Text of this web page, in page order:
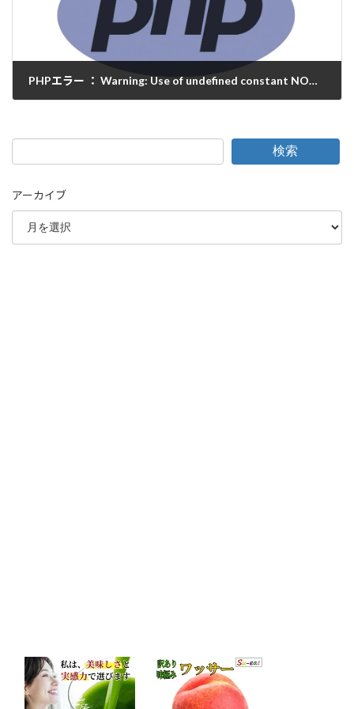
PHPエラー ： Warning: Use of undefined constant NONEXISTENT - assumed 'NONEXISTENT'
検索
アーカイブ